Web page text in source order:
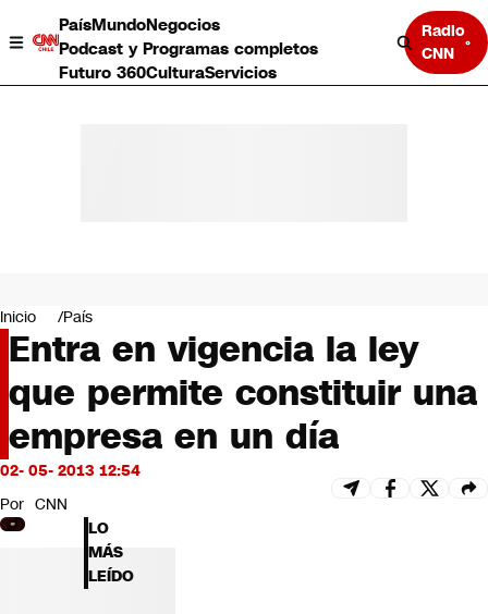
PaísMundoNegocios
Podcast y Programas completos
Futuro 360CulturaServicios
Radio
CNN
Negocios
Deportes
Programas completos
Cultura
Servicios
Bits
CNN Data
CNN tiempo
Futuro 360
Opinión
Inicio País
Entra en vigencia la ley
que permite constituir una
empresa en un día
02- 05- 2013 12:54
Por CNN
LO
MÁS
LEÍDO